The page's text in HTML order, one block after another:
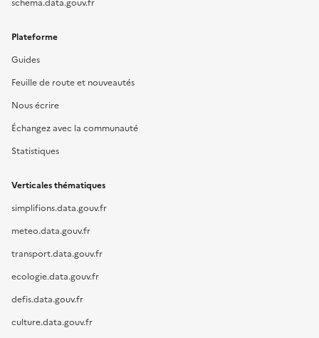
schema.data.gouv.fr
Plateforme
Guides
Feuille de route et nouveautés
Nous écrire
Échangez avec la communauté
Statistiques
Verticales thématiques
simplifions.data.gouv.fr
meteo.data.gouv.fr
transport.data.gouv.fr
ecologie.data.gouv.fr
defis.data.gouv.fr
culture.data.gouv.fr